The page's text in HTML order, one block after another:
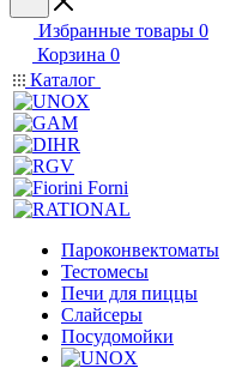
Избранные товары 0
Корзина 0
Каталог
Пароконвектоматы
Тестомесы
Печи для пиццы
Слайсеры
Посудомойки